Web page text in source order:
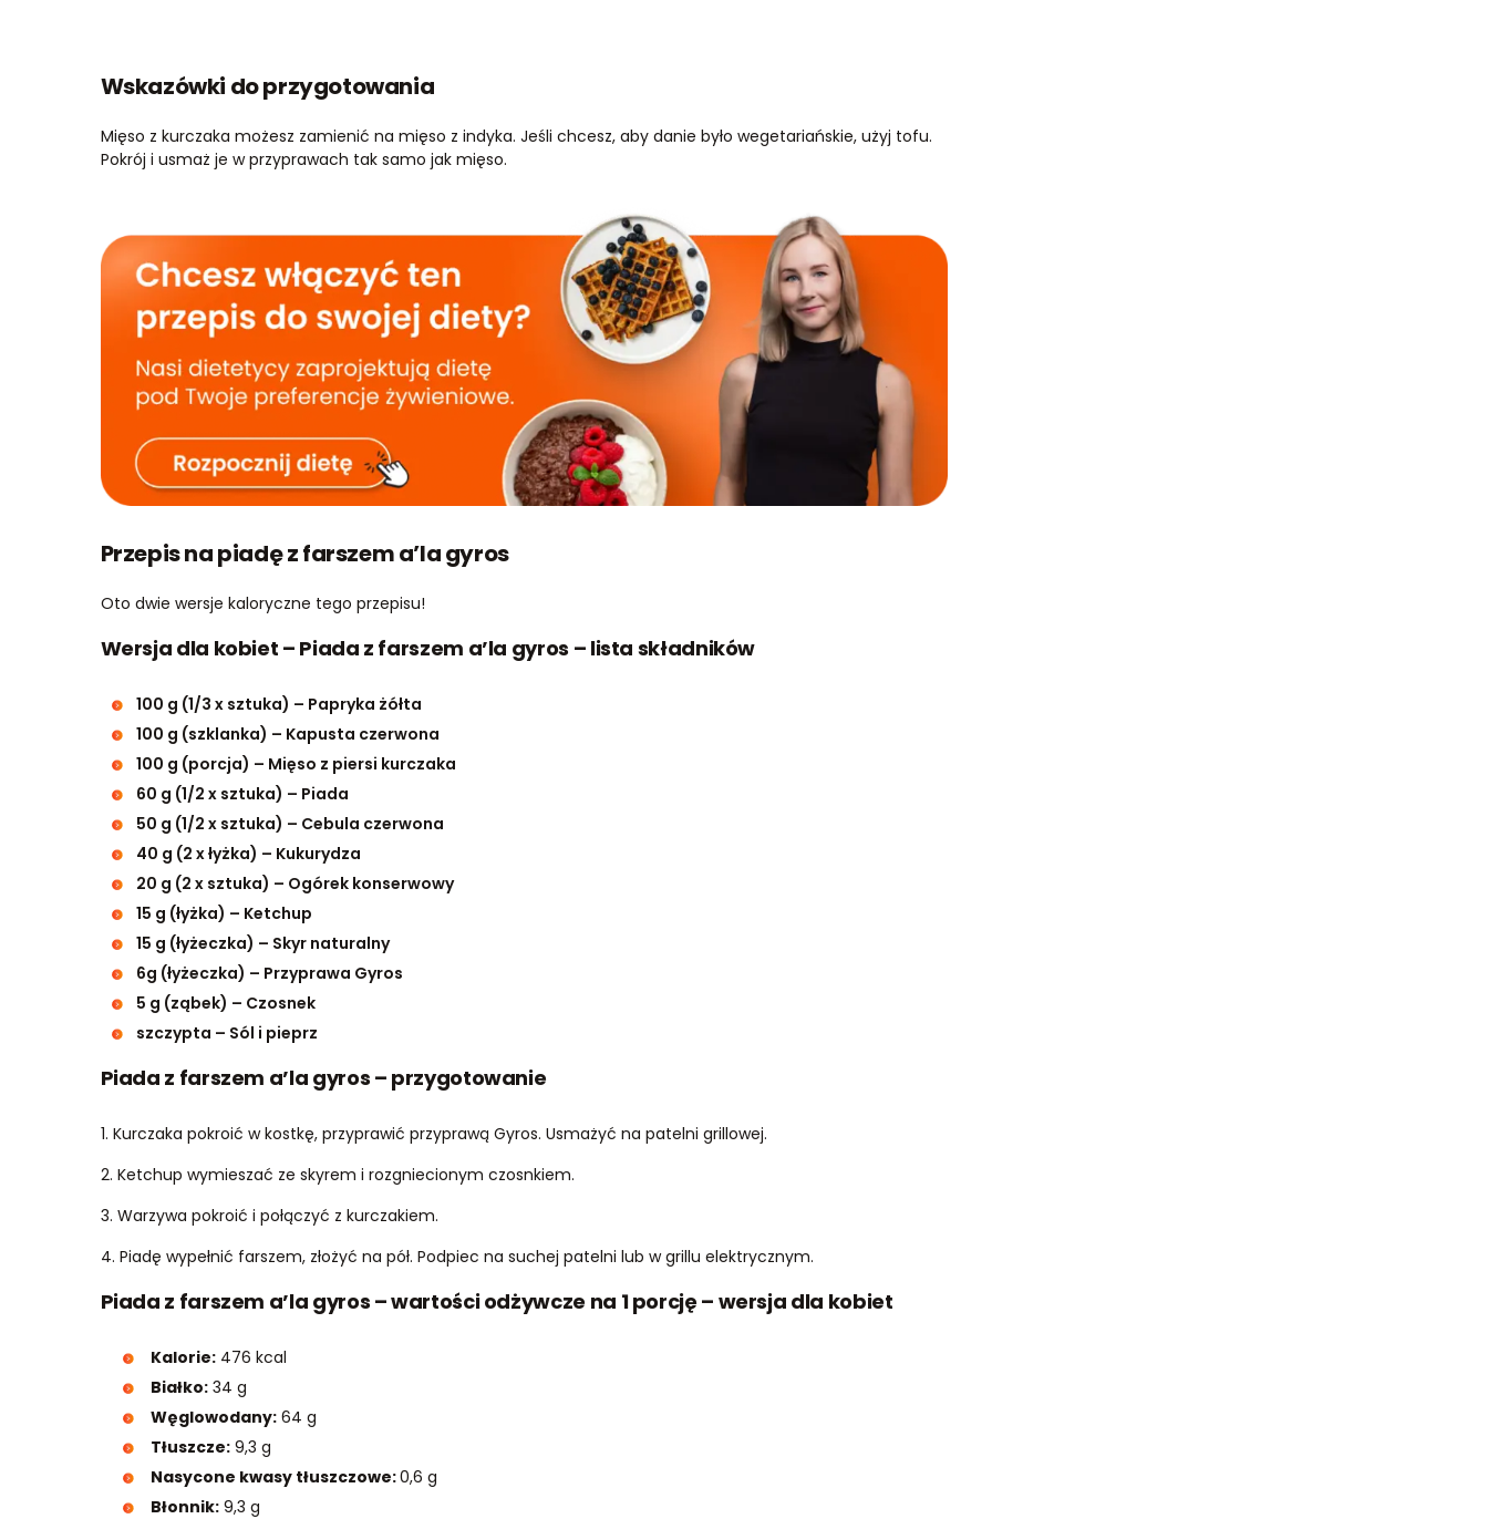
Wskazówki do przygotowania
Mięso z kurczaka możesz zamienić na mięso z indyka. Jeśli chcesz, aby danie było wegetariańskie, użyj tofu.
Pokrój i usmaż je w przyprawach tak samo jak mięso.
Przepis na piadę z farszem a’la gyros
Oto dwie wersje kaloryczne tego przepisu!
Wersja dla kobiet – Piada z farszem a’la gyros – lista składników
100 g (1/3 x sztuka) – Papryka żółta
100 g (szklanka) – Kapusta czerwona
100 g (porcja) – Mięso z piersi kurczaka
60 g (1/2 x sztuka) – Piada
50 g (1/2 x sztuka) – Cebula czerwona
40 g (2 x łyżka) – Kukurydza
20 g (2 x sztuka) – Ogórek konserwowy
15 g (łyżka) – Ketchup
15 g (łyżeczka) – Skyr naturalny
6g (łyżeczka) – Przyprawa Gyros
5 g (ząbek) – Czosnek
szczypta – Sól i pieprz
Piada z farszem a’la gyros – przygotowanie
1. Kurczaka pokroić w kostkę, przyprawić przyprawą Gyros. Usmażyć na patelni grillowej.
2. Ketchup wymieszać ze skyrem i rozgniecionym czosnkiem.
3. Warzywa pokroić i połączyć z kurczakiem.
4. Piadę wypełnić farszem, złożyć na pół. Podpiec na suchej patelni lub w grillu elektrycznym.
Piada z farszem a’la gyros – wartości odżywcze na 1 porcję – wersja dla kobiet
Kalorie:476 kcal
Białko:34 g
Węglowodany:64 g
Tłuszcze:9,3 g
Nasycone kwasy tłuszczowe:0,6 g
Błonnik:9,3 g